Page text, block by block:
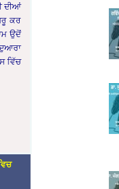
ਦੀਆਂ
ਕਰ
ਉਦੋਂ
ਵਿੱਚ